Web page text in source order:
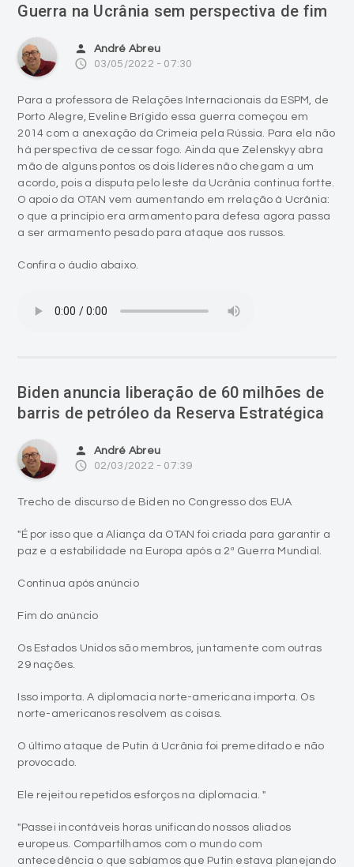
Guerra na Ucrânia sem perspectiva de fim
person André Abreu
access_time 03/05/2022 - 07:30
Para a professora de Relações Internacionais da ESPM, de
Porto Alegre, Eveline Brígido essa guerra começou em
2014 com a anexação da Crimeia pela Rússia. Para ela não
há perspectiva de cessar fogo. Ainda que Zelenskyy abra
mão de alguns pontos os dois líderes não chegam a um
acordo, pois a disputa pelo leste da Ucrânia continua fortte.
O apoio da OTAN vem aumentando em rrelação à Ucrânia:
o que a princípio era armamento para defesa agora passa
a ser armamento pesado para ataque aos russos.
Confira o áudio abaixo.
Biden anuncia liberação de 60 milhões de
barris de petróleo da Reserva Estratégica
person André Abreu
access_time 02/03/2022 - 07:39
Trecho de discurso de Biden no Congresso dos EUA
"É por isso que a Aliança da OTAN foi criada para garantir a
paz e a estabilidade na Europa após a 2ª Guerra Mundial.
Continua após anúncio
Fim do anúncio
Os Estados Unidos são membros, juntamente com outras
29 nações.
Isso importa. A diplomacia norte-americana importa. Os
norte-americanos resolvem as coisas.
O último ataque de Putin à Ucrânia foi premeditado e não
provocado.
Ele rejeitou repetidos esforços na diplomacia. "
"Passei incontáveis horas unificando nossos aliados
europeus. Compartilhamos com o mundo com
antecedência o que sabíamos que Putin estava planejando